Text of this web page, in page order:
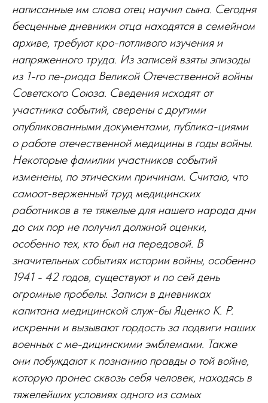
написанные им слова отец научил сына. Сегодня
бесценные дневники отца находятся в семейном
архиве, требуют кро-потливого изучения и
напряженного труда. Из записей взяты эпизоды
из 1-го пе-риода Великой Отечественной войны
Советского Союза. Сведения исходят от
участника событий, сверены с другими
опубликованными документами, публика-циями
о работе отечественной медицины в годы войны.
Некоторые фамилии участников событий
изменены, по этическим причинам. Считаю, что
самоот-верженный труд медицинских
работников в те тяжелые для нашего народа дни
до сих пор не получил должной оценки,
особенно тех, кто был на передовой. В
значительных событиях истории войны, особенно
1941 - 42 годов, существуют и по сей день
огромные пробелы. Записи в дневниках
капитана медицинской служ-бы Яценко К. Р.
искренни и вызывают гордость за подвиги наших
военных с ме-дицинскими эмблемами. Также
они побуждают к познанию правды о той войне,
которую пронес сквозь себя человек, находясь в
тяжелейших условиях одного из самых